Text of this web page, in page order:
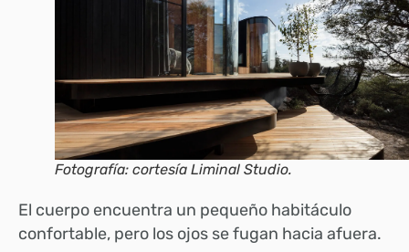
Fotografía: cortesía Liminal Studio.
El cuerpo encuentra un pequeño habitáculo
confortable, pero los ojos se fugan hacia afuera.